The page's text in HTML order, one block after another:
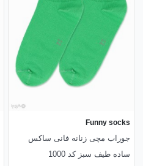
Funny socks
جوراب مچی زنانه فانی ساکس
ساده طیف سبز کد 1000